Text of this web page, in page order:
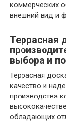
коммерческих
внешний вид и
Террасная
выбора и
Террасная
качество и
производства
обладающих